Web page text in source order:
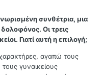
συνθέτρια, μια
Οι τρεις
Γιατί αυτή η επιλογή;
χαρακτήρες, αγαπώ τους
γυναικείους